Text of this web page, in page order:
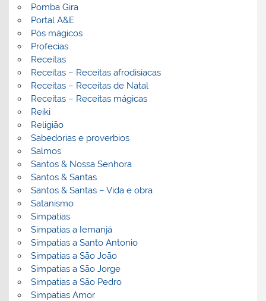
Pomba Gira
Portal A&E
Pós mágicos
Profecias
Receitas
Receitas – Receitas afrodisiacas
Receitas – Receitas de Natal
Receitas – Receitas mágicas
Reiki
Religião
Sabedorias e proverbios
Salmos
Santos & Nossa Senhora
Santos & Santas
Santos & Santas – Vida e obra
Satanismo
Simpatias
Simpatias a Iemanjá
Simpatias a Santo Antonio
Simpatias a São João
Simpatias a São Jorge
Simpatias a São Pedro
Simpatias Amor